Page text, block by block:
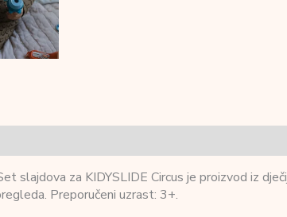
slajdova za KIDYSLIDE Circus je proizvod iz
Preporučeni uzrast: 3+.